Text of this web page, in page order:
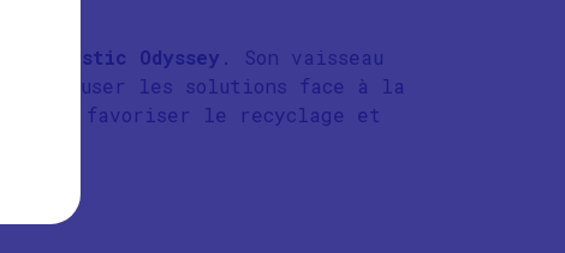
: Plastic Odyssey . Son vaisseau
et diffuser les solutions face à la
pour favoriser le recyclage et